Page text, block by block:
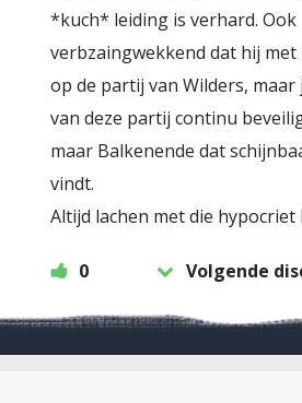
*kuch* leiding is verhard. Ook
verbzaingwekkend dat hij met
op de partij van Wilders,
van deze partij continu
maar Balkenende dat
vindt.
Altijd lachen met die hypocriet
0 Volgende